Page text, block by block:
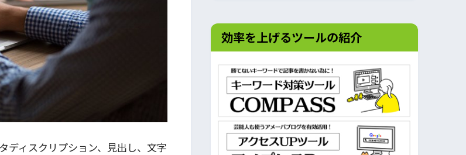
ディスクリプション、見出し、文字
効率を上げるツールの紹介